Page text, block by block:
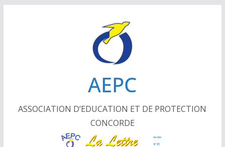
AEPC
ASSOCIATION D’EDUCATION ET DE PROTECTION
CONCORDE